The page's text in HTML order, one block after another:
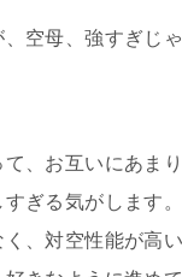
空母、強すぎじ
、お互いにあま
ぎる気がします。
、対空性能が高